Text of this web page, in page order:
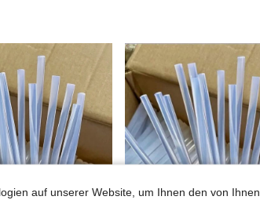
auf unserer Website, um Ihnen den von Ihnen